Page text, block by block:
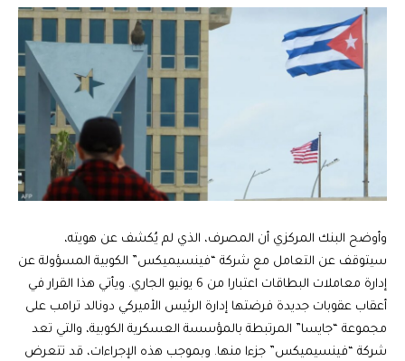
وأوضح البنك المركزي أن المصرف، الذي لم يُكشف عن هويته،
سيتوقف عن التعامل مع شركة “فينسيميكس” الكوبية المسؤولة عن
إدارة معاملات البطاقات اعتبارا من 6 يونيو الجاري. ويأتي هذا القرار في
أعقاب عقوبات جديدة فرضتها إدارة الرئيس الأميركي دونالد ترامب على
مجموعة “جايسا” المرتبطة بالمؤسسة العسكرية الكوبية، والتي تعد
شركة “فينسيميكس” جزءا منها. وبموجب هذه الإجراءات، قد تتعرض